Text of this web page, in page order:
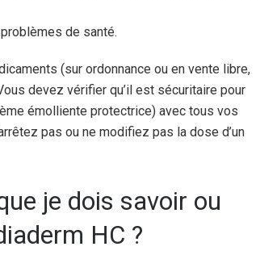
de santé.
(sur ordonnance ou en vente libre,
devez vérifier qu’il est sécuritaire pour
émolliente protectrice) avec tous vos
pas ou ne modifiez pas la dose d’un
je dois savoir ou
HC ?